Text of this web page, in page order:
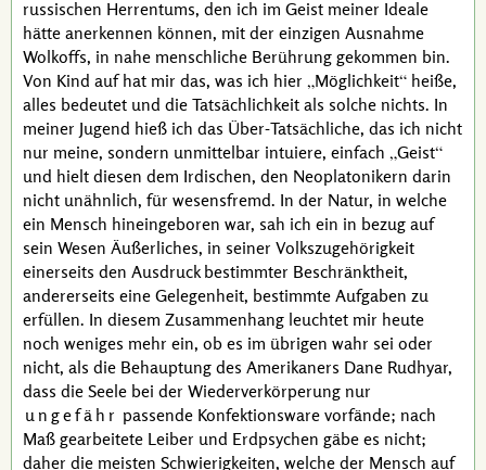
russischen Herrentums, den ich im Geist meiner Ideale
hätte anerkennen können, mit der einzigen Ausnahme
Wolkoffs, in nahe menschliche Berührung gekommen bin.
Von Kind auf hat mir das, was ich hier
Möglichkeit heiße,
alles bedeutet und die Tatsächlichkeit als solche nichts. In
meiner Jugend hieß ich das Über-Tatsächliche, das ich nicht
nur meine, sondern unmittelbar intuiere, einfach Geist
und hielt diesen dem Irdischen, den Neoplatonikern darin
nicht unähnlich, für wesensfremd. In der Natur, in welche
ein Mensch hineingeboren war, sah ich ein in bezug auf
sein Wesen Äußerliches, in seiner Volkszugehörigkeit
einerseits den Ausdruck bestimmter Beschränktheit,
andererseits eine Gelegenheit, bestimmte Aufgaben zu
erfüllen. In diesem Zusammenhang leuchtet mir heute
noch weniges mehr ein, ob es im übrigen wahr sei oder
nicht, als die Behauptung des Amerikaners Dane Rudhyar,
dass die Seele bei der Wiederverkörperung nur
ungefähr passende Konfektionsware vorfände; nach
Maß gearbeitete Leiber und Erdpsychen gäbe es nicht;
daher die meisten Schwierigkeiten, welche der Mensch auf